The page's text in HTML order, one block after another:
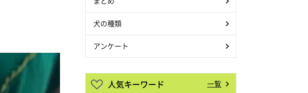
犬の種類
アンケート
人気キーワード 一覧